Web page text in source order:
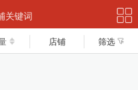
店铺 筛选